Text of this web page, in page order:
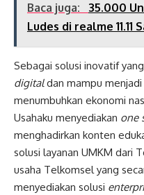
Baca juga:
35.000
Ludes di realme 11.11
Sebagai solusi inovatif
digitaldan mampu
menumbuhkan ekonomi
Usahaku menyediakan one
menghadirkan konten
solusi layanan UMKM dari
usaha Telkomsel yang
menyediakan solusi